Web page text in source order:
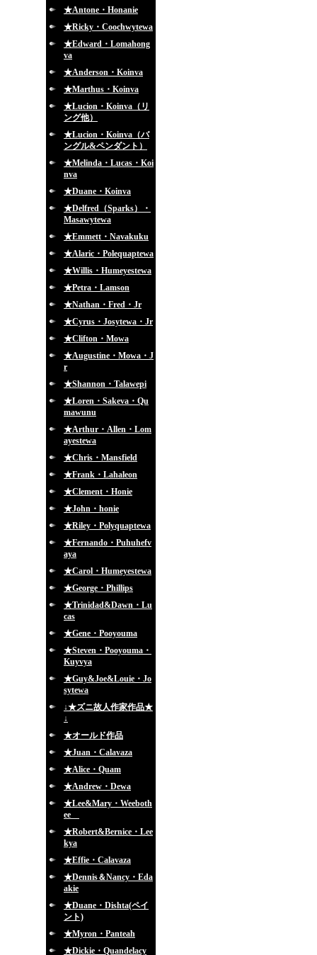
★Antone・Honanie
★Ricky・Coochwytewa
★Edward・Lomahong
va
★Anderson・Koinva
★Marthus・Koinva
★Lucion・Koinva（リ
ング他）
★Lucion・Koinva（バ
ングル&ペンダント）
★Melinda・Lucas・Koi
nva
★Duane・Koinva
★Delfred（Sparks）・
Masawytewa
★Emmett・Navakuku
★Alaric・Polequaptewa
★Willis・Humeyestewa
★Petra・Lamson
★Nathan・Fred・Jr
★Cyrus・Josytewa・Jr
★Clifton・Mowa
★Augustine・Mowa・J
r
★Shannon・Talawepi
★Loren・Sakeva・Qu
mawunu
★Arthur・Allen・Lom
ayestewa
★Chris・Mansfield
★Frank・Lahaleon
★Clement・Honie
★John・honie
★Riley・Polyquaptewa
★Fernando・Puhuhefv
aya
★Carol・Humeyestewa
★George・Phillips
★Trinidad&Dawn・Lu
cas
★Gene・Pooyouma
★Steven・Pooyouma・
Kuyvya
★Guy&Joe&Louie・Jo
sytewa
↓★ズニ故人作家作品★
↓
★オールド作品
★Juan・Calavaza
★Alice・Quam
★Andrew・Dewa
★Lee&Mary・Weeboth
ee
★Robert&Bernice・Lee
kya
★Effie・Calavaza
★Dennis＆Nancy・Eda
akie
★Duane・Dishta(ペイ
ント)
★Myron・Panteah
★Dickie・Quandelacy